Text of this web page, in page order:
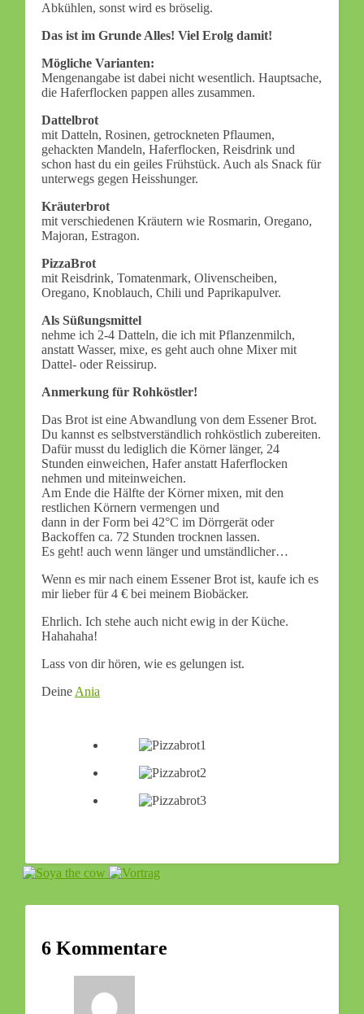
Abkühlen, sonst wird es bröselig.
Das ist im Grunde Alles! Viel Erolg damit!
Mögliche Varianten:
Mengenangabe ist dabei nicht wesentlich. Hauptsache,
die Haferflocken pappen alles zusammen.
Dattelbrot
mit Datteln, Rosinen, getrockneten Pflaumen,
gehackten Mandeln, Haferflocken, Reisdrink und
schon hast du ein geiles Frühstück. Auch als Snack für
unterwegs gegen Heisshunger.
Kräuterbrot
mit verschiedenen Kräutern wie Rosmarin, Oregano,
Majoran, Estragon.
PizzaBrot
mit Reisdrink, Tomatenmark, Olivenscheiben,
Oregano, Knoblauch, Chili und Paprikapulver.
Als Süßungsmittel
nehme ich 2-4 Datteln, die ich mit Pflanzenmilch,
anstatt Wasser, mixe, es geht auch ohne Mixer mit
Dattel- oder Reissirup.
Anmerkung für Rohköstler!
Das Brot ist eine Abwandlung von dem Essener Brot.
Du kannst es selbstverständlich rohköstlich zubereiten.
Dafür musst du lediglich die Körner länger, 24
Stunden einweichen, Hafer anstatt Haferflocken
nehmen und miteinweichen.
Am Ende die Hälfte der Körner mixen, mit den
restlichen Körnern vermengen und
dann in der Form bei 42°C im Dörrgerät oder
Backoffen ca. 72 Stunden trocknen lassen.
Es geht! auch wenn länger und umständlicher…
Wenn es mir nach einem Essener Brot ist, kaufe ich es
mir lieber für 4 € bei meinem Biobäcker.
Ehrlich. Ich stehe auch nicht ewig in der Küche.
Hahahaha!
Lass von dir hören, wie es gelungen ist.
Deine Ania
6 Kommentare